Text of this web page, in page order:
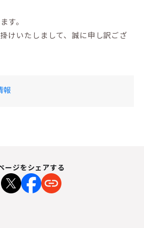
す。
けいたしまして、誠に申し訳ござ
報
ージをシェアする